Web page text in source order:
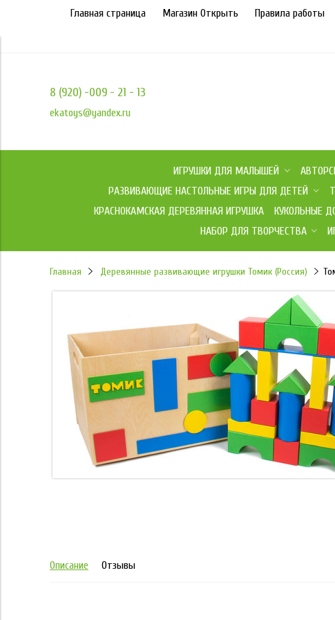
Главная страница Магазин Открыть Правила работы
8 (920) -009 - 21 - 13
ekatoys@yandex.ru
ИГРУШКИ ДЛЯ МАЛЫШЕЙ
РАЗВИВАЮЩИЕ НАСТОЛЬНЫЕ ИГРЫ ДЛЯ ДЕТЕЙ
КРАСНОКАМСКАЯ ДЕРЕВЯННАЯ ИГРУШКА
КУКОЛЬНЫЕ
НАБОР ДЛЯ ТВОРЧЕСТВА
Главная Деревянные развивающие игрушки Томик (Россия)
Описание Отзывы